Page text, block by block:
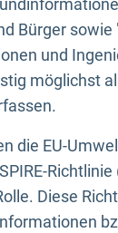
Bürger
und
möglichst
die EU-
Diese